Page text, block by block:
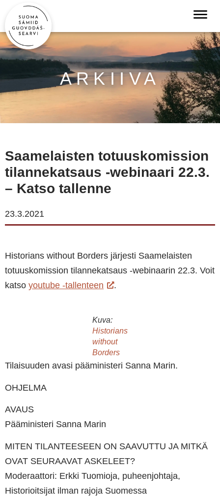
ARKIIVA
Saamelaisten totuuskomission
tilannekatsaus -webinaari 22.3.
– Katso tallenne
23.3.2021
Historians without Borders järjesti Saamelaisten
totuuskomission tilannekatsaus -webinaarin 22.3. Voit
katso youtube -tallenteen .
Kuva:
Historians
without
Borders
Tilaisuuden avasi pääministeri Sanna Marin.
OHJELMA
AVAUS
Pääministeri Sanna Marin
MITEN TILANTEESEEN ON SAAVUTTU JA MITKÄ
OVAT SEURAAVAT ASKELEET?
Moderaattori: Erkki Tuomioja, puheenjohtaja,
Historioitsijat ilman rajoja Suomessa